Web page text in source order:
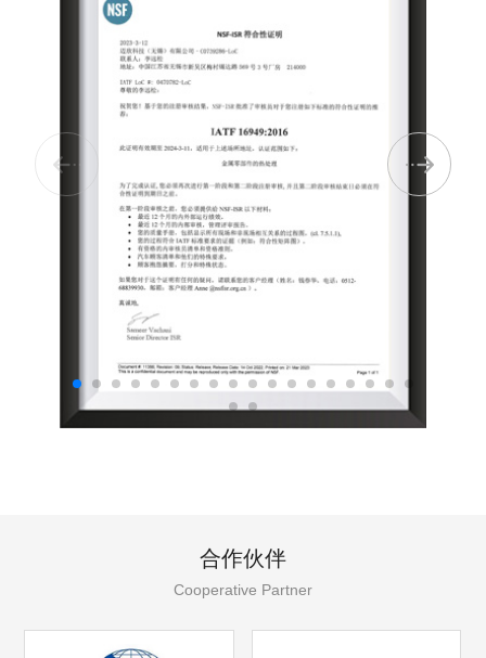
合作伙伴
Cooperative Partner